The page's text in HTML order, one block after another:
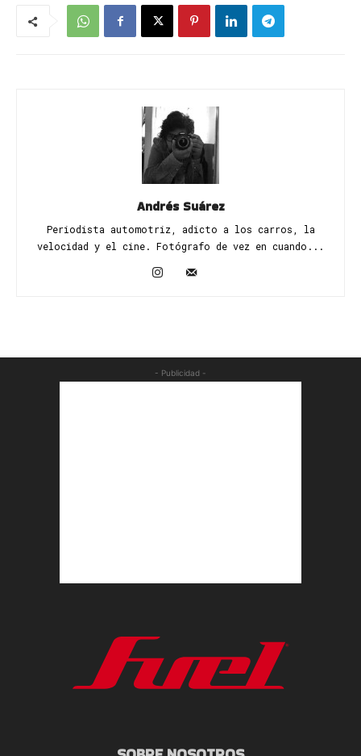
Andrés Suárez
Periodista automotriz, adicto a los carros, la
velocidad y el cine. Fotógrafo de vez en cuando...
- Publicidad -